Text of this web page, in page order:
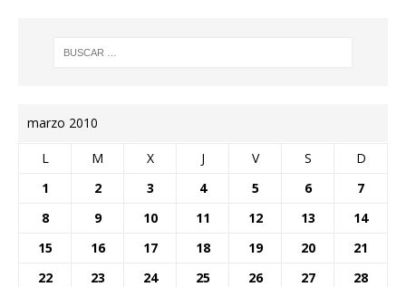
marzo 2010
L M X J V S D
1 2 3 4 5 6
7
8
9 10 11 12 13
14
15
16 17 18 19 20
21
22
23 24 25 26 27
28